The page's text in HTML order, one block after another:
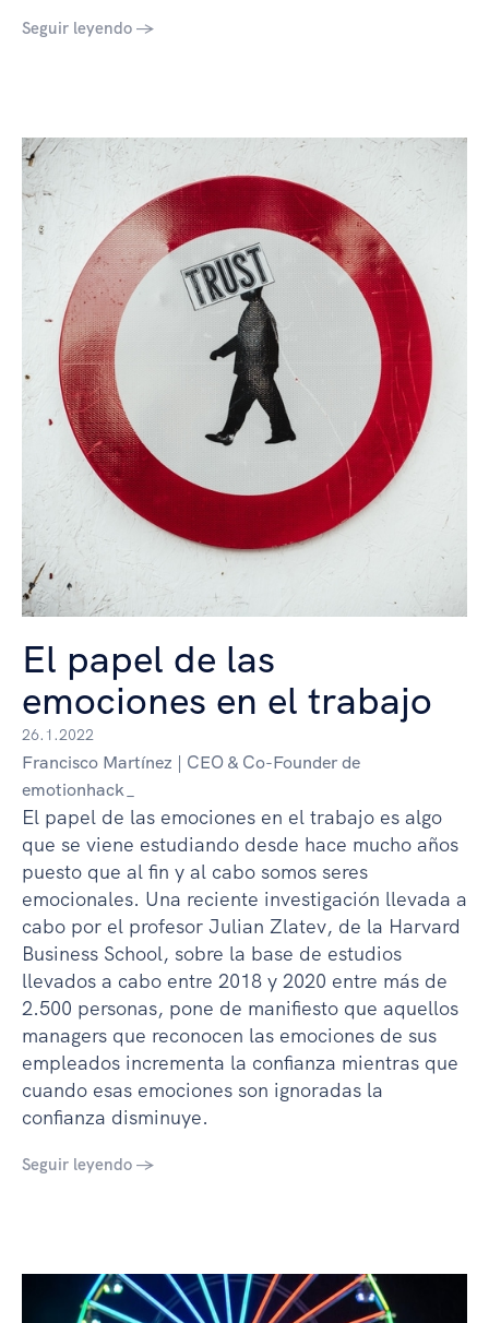
Seguir leyendo →
El papel de las
emociones en el trabajo
26.1.2022
Francisco Martínez | CEO & Co-Founder de
emotionhack_
El papel de las emociones en el trabajo es algo
que se viene estudiando desde hace mucho años
puesto que al fin y al cabo somos seres
emocionales. Una reciente investigación llevada a
cabo por el profesor Julian Zlatev, de la Harvard
Business School, sobre la base de estudios
llevados a cabo entre 2018 y 2020 entre más de
2.500 personas, pone de manifiesto que aquellos
managers que reconocen las emociones de sus
empleados incrementa la confianza mientras que
cuando esas emociones son ignoradas la
confianza disminuye.
Seguir leyendo →